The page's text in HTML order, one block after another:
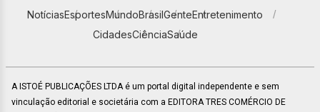
NotíciasEsportesMundoBrasilGenteEntretenimento
CidadesCiênciaSaúde
A ISTOÉ PUBLICAÇÕES LTDA é um portal digital independente e sem
vinculação editorial e societária com a EDITORA TRES COMÉRCIO DE